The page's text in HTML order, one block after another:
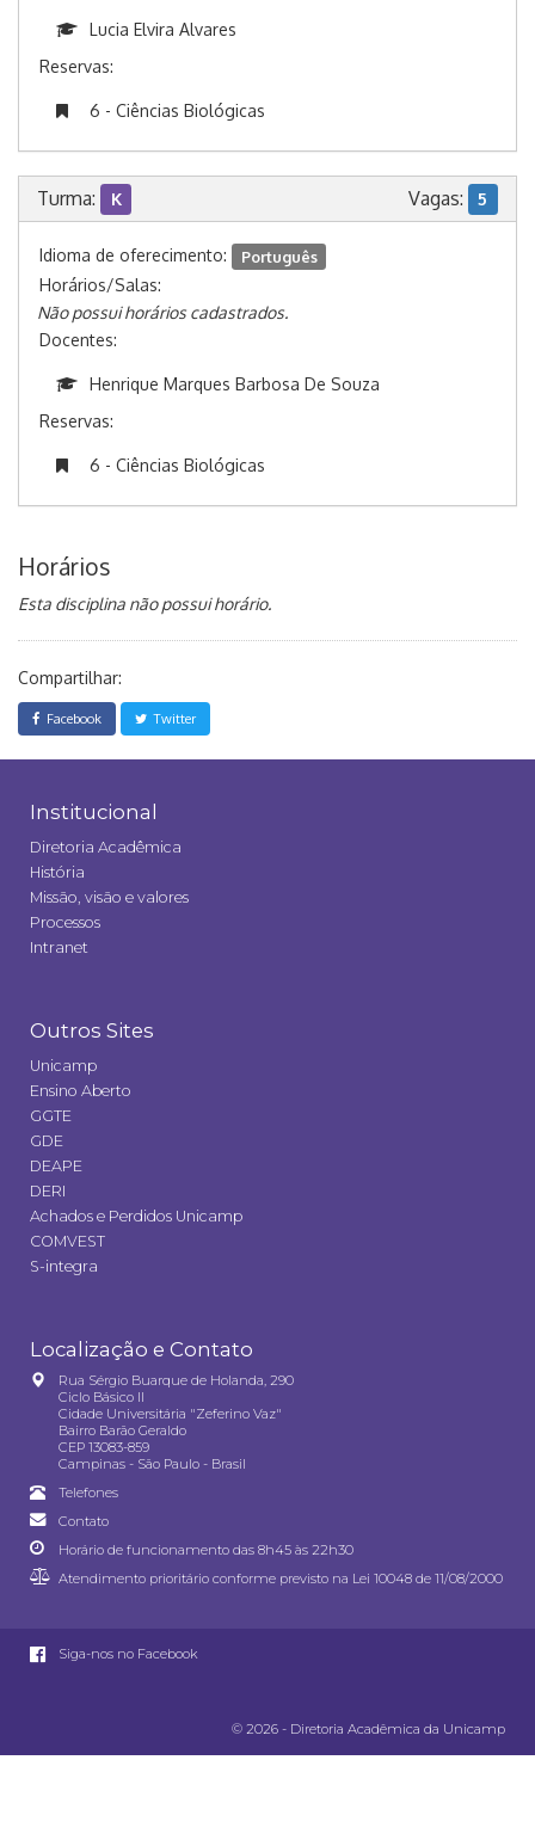
Lucia Elvira Alvares
Reservas:
6 - Ciências Biológicas
Turma: K Vagas: 5
Idioma de oferecimento: Português
Horários/Salas:
Não possui horários cadastrados.
Docentes:
Henrique Marques Barbosa De Souza
Reservas:
6 - Ciências Biológicas
Horários
Esta disciplina não possui horário.
Compartilhar:
Facebook Twitter
Institucional
Diretoria Acadêmica
História
Missão, visão e valores
Processos
Intranet
Outros Sites
Unicamp
Ensino Aberto
GGTE
GDE
DEAPE
DERI
Achados e Perdidos Unicamp
COMVEST
S-integra
Localização e Contato
Rua Sérgio Buarque de Holanda, 290
Ciclo Básico II
Cidade Universitária "Zeferino Vaz"
Bairro Barão Geraldo
CEP 13083-859
Campinas - São Paulo - Brasil
Telefones
Contato
Horário de funcionamento das 8h45 às 22h30
Atendimento prioritário conforme previsto na Lei 10048 de 11/08/2000
Siga-nos no Facebook
© 2026 - Diretoria Acadêmica da Unicamp